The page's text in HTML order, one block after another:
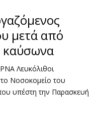
μετά από
καύσωνα
Λευκόλιθοι
Νοσοκομείο του
υπέστη την Παρασκευή